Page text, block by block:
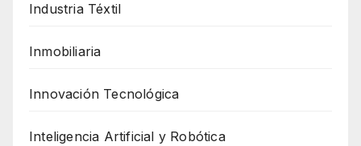
Industria Téxtil
Inmobiliaria
Innovación Tecnológica
Inteligencia Artificial y Robótica